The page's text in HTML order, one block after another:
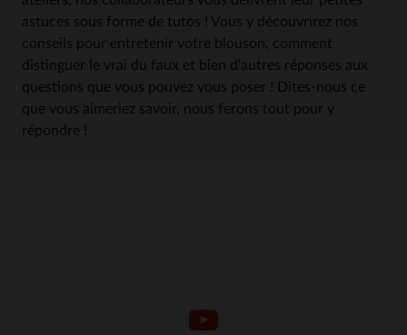
astuces sous forme de tutos ! Vous y découvrirez nos
conseils pour entretenir votre blouson, comment
distinguer le vrai du faux et bien d'autres réponses aux
questions que vous pouvez vous poser ! Dites-nous ce
que vous aimeriez savoir, nous ferons tout pour y
répondre !